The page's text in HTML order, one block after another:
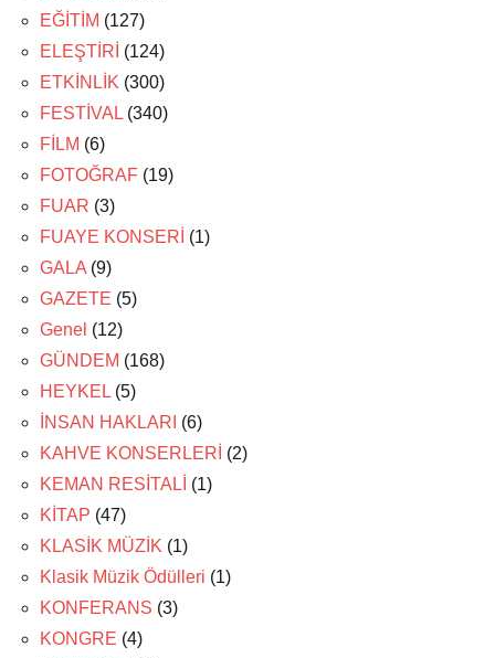
EĞİTİM (127)
ELEŞTİRİ (124)
ETKİNLİK (300)
FESTİVAL (340)
FİLM (6)
FOTOĞRAF (19)
FUAR (3)
FUAYE KONSERİ (1)
GALA (9)
GAZETE (5)
Genel (12)
GÜNDEM (168)
HEYKEL (5)
İNSAN HAKLARI (6)
KAHVE KONSERLERİ (2)
KEMAN RESİTALİ (1)
KİTAP (47)
KLASİK MÜZİK (1)
Klasik Müzik Ödülleri (1)
KONFERANS (3)
KONGRE (4)